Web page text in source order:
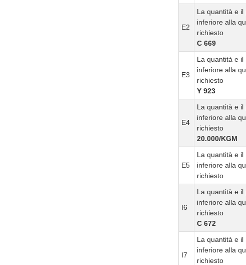
E2
La quantità e
inferiore alla
richiesto
C 669
E3
La quantità e
inferiore alla
richiesto
Y 923
E4
La quantità e
inferiore alla
richiesto
20.000/KGM
E5
La quantità e
inferiore alla
richiesto
I6
La quantità e
inferiore alla
richiesto
C 672
I7
La quantità e
inferiore alla
richiesto